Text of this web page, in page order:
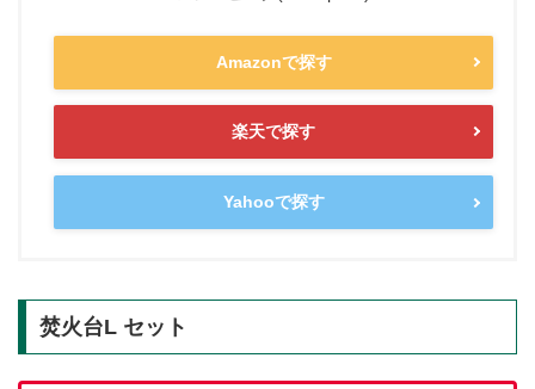
Amazonで探す
楽天で探す
Yahooで探す
焚火台L セット